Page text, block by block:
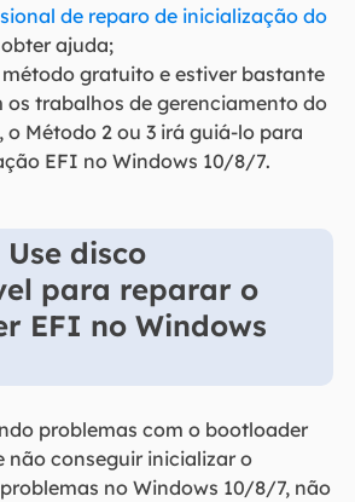
de reparo de inicialização do
ajuda;
método gratuito e estiver bastante
trabalhos de gerenciamento do
o Método 2 ou 3 irá guiá-lo para
EFI no Windows 10/8/7.
disco
para reparar o
EFI no Windows
problemas com o bootloader
não conseguir inicializar o
no Windows 10/8/7, não